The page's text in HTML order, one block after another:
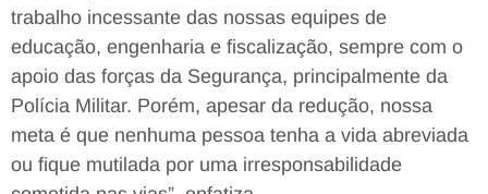
trabalho incessante das nossas equipes de
educação, engenharia e fiscalização, sempre com o
apoio das forças da Segurança, principalmente da
Polícia Militar. Porém, apesar da redução, nossa
meta é que nenhuma pessoa tenha a vida abreviada
ou fique mutilada por uma irresponsabilidade